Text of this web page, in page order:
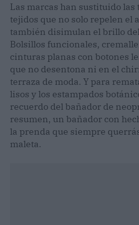
Las marcas han sustituido las
tejidos que no solo repelen el
también disimulan el brillo
Bolsillos funcionales,
cinturas planas con botones
que no desentona ni en el
terraza de moda. Y para
lisos y los estampados
recuerdo del bañador de
resumen, un bañador con
la prenda que siempre
maleta.